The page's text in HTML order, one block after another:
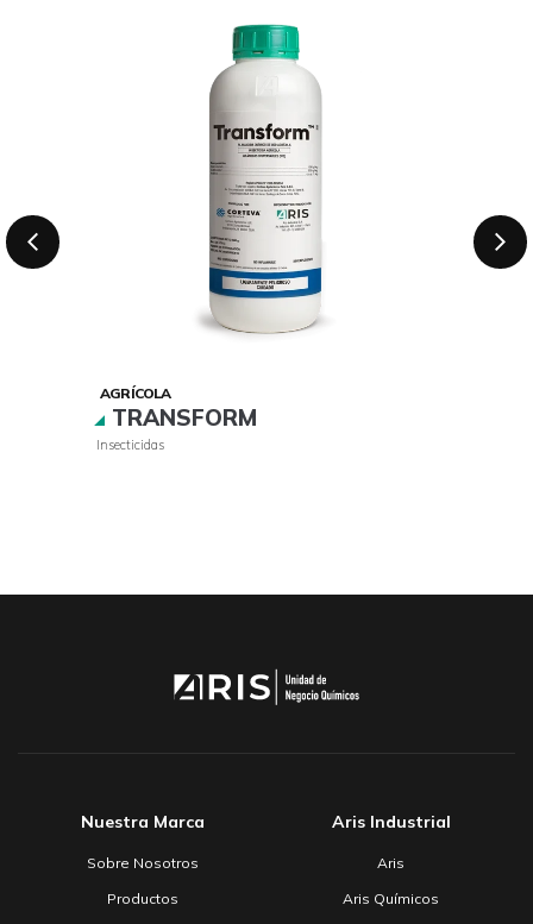
AGRÍCOLA
TRANSFORM
Insecticidas
Nuestra Marca
Sobre Nosotros
Productos
Aris Industrial
Aris
Aris Químicos